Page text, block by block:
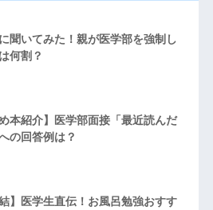
聞いてみた！親が医学部を強制し
何割？
め本紹介】医学部面接「最近読んだ
の回答例は？
結】医学生直伝！お風呂勉強おすす